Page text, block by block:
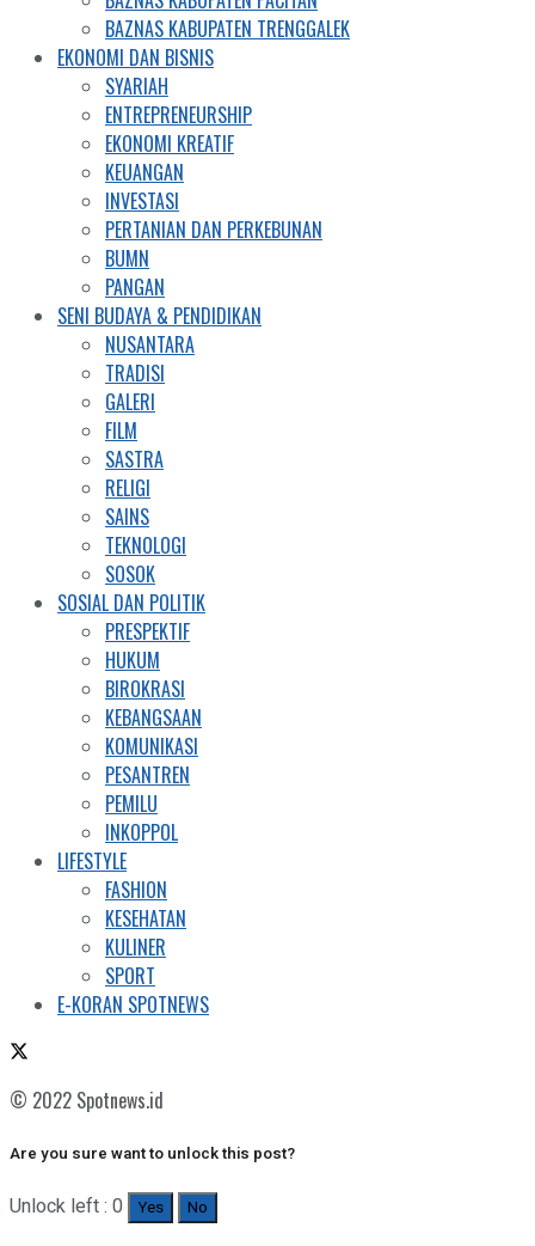
BAZNAS KABUPATEN TRENGGALEK
EKONOMI DAN BISNIS
SYARIAH
ENTREPRENEURSHIP
EKONOMI KREATIF
KEUANGAN
INVESTASI
PERTANIAN DAN PERKEBUNAN
BUMN
PANGAN
SENI BUDAYA & PENDIDIKAN
NUSANTARA
TRADISI
GALERI
FILM
SASTRA
RELIGI
SAINS
TEKNOLOGI
SOSOK
SOSIAL DAN POLITIK
PRESPEKTIF
HUKUM
BIROKRASI
KEBANGSAAN
KOMUNIKASI
PESANTREN
PEMILU
INKOPPOL
LIFESTYLE
FASHION
KESEHATAN
KULINER
SPORT
E-KORAN SPOTNEWS
© 2022 Spotnews.id
Are you sure want to unlock this post?
Unlock left : 0 Yes No